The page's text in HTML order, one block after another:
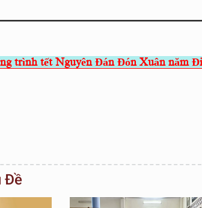
trình tết Nguyên Đán Đón Xuân năm
Đề